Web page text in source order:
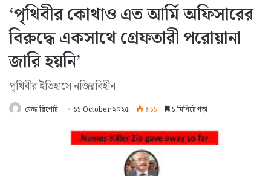
‘পৃথিবীর কোথাও এত আর্মি অফিসারের
বিরুদ্ধে একসাথে গ্রেফতারী পরোয়ানা
জারি হয়নি’
পৃথিবীর ইতিহাসে নজিরবিহীন
ডেস্ক রিপোর্ট ১১ October ২০২৫ ৯১১ ১ মিনিটে পড়া